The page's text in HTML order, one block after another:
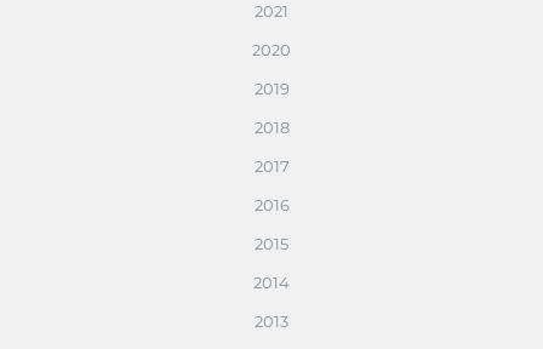
2021
2020
2019
2018
2017
2016
2015
2014
2013